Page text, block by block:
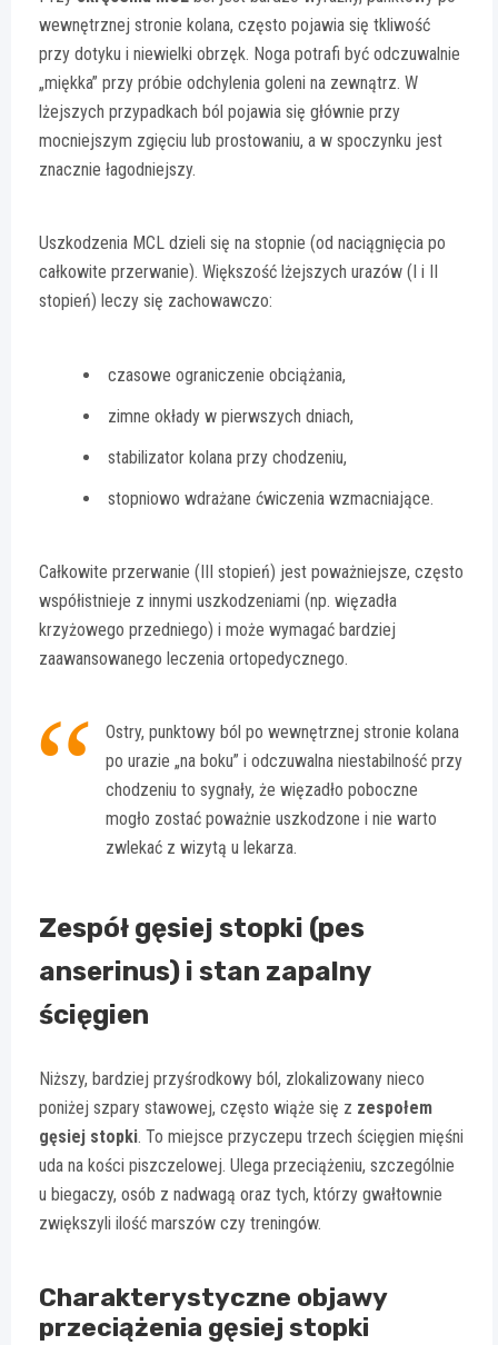
wewnętrznej stronie kolana, często pojawia się tkliwość
przy dotyku i niewielki obrzęk. Noga potrafi być odczuwalnie
„miękka” przy próbie odchylenia goleni na zewnątrz. W
lżejszych przypadkach ból pojawia się głównie przy
mocniejszym zgięciu lub prostowaniu, a w spoczynku jest
znacznie łagodniejszy.
Uszkodzenia MCL dzieli się na stopnie (od naciągnięcia po
całkowite przerwanie). Większość lżejszych urazów (I i II
stopień) leczy się zachowawczo:
czasowe ograniczenie obciążania,
zimne okłady w pierwszych dniach,
stabilizator kolana przy chodzeniu,
stopniowo wdrażane ćwiczenia wzmacniające.
Całkowite przerwanie (III stopień) jest poważniejsze, często
współistnieje z innymi uszkodzeniami (np. więzadła
krzyżowego przedniego) i może wymagać bardziej
zaawansowanego leczenia ortopedycznego.
Ostry, punktowy ból po wewnętrznej stronie kolana
po urazie „na boku” i odczuwalna niestabilność przy
chodzeniu to sygnały, że więzadło poboczne
mogło zostać poważnie uszkodzone i nie warto
zwlekać z wizytą u lekarza.
Zespół gęsiej stopki (pes
anserinus) i stan zapalny
ścięgien
Niższy, bardziej przyśrodkowy ból, zlokalizowany nieco
poniżej szpary stawowej, często wiąże się z zespołem
gęsiej stopki. To miejsce przyczepu trzech ścięgien mięśni
uda na kości piszczelowej. Ulega przeciążeniu, szczególnie
u biegaczy, osób z nadwagą oraz tych, którzy gwałtownie
zwiększyli ilość marszów czy treningów.
Charakterystyczne objawy
przeciążenia gęsiej stopki